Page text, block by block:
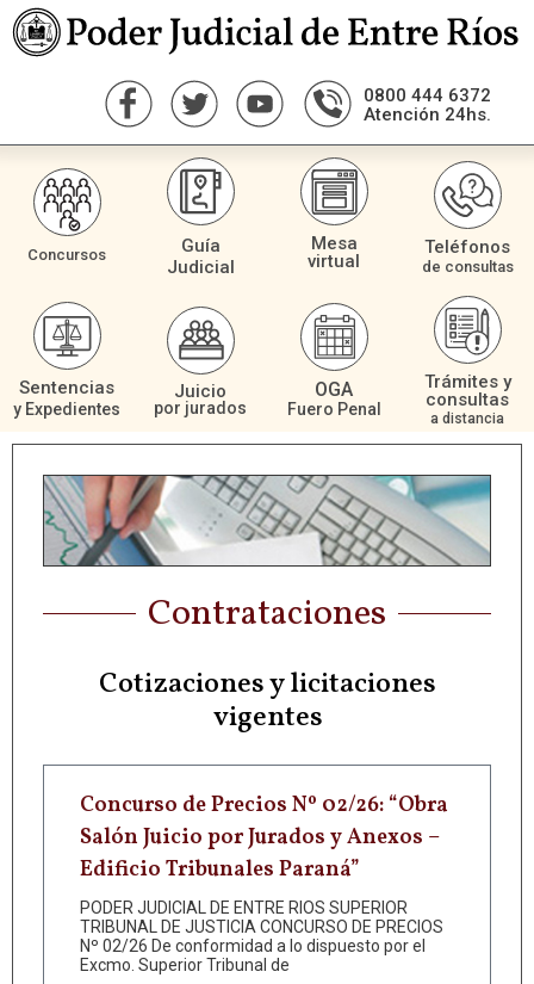
0800 444 6372
Atención 24hs.
Concursos
Guía
Judicial
Mesa
virtual
Teléfonos
de consultas
Sentencias
y Expedientes
Juicio
por jurados
OGA
Fuero Penal
Trámites y
consultas
a distancia
Contrataciones
Cotizaciones y licitaciones
vigentes
Concurso de Precios Nº 02/26: “Obra
Salón Juicio por Jurados y Anexos –
Edificio Tribunales Paraná”
PODER JUDICIAL DE ENTRE RIOS SUPERIOR
TRIBUNAL DE JUSTICIA CONCURSO DE PRECIOS
Nº 02/26 De conformidad a lo dispuesto por el
Excmo. Superior Tribunal de